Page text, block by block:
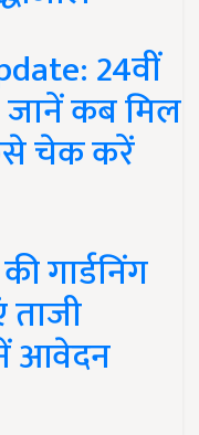
24वीं
जानें कब मिल
चेक करें
गार्डनिंग
आवेदन